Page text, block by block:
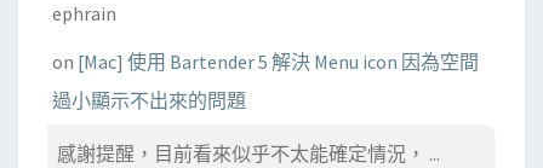
ephrain
on [Mac] 使用 Bartender 5 解決 Menu icon 因為空間
過小顯示不出來的問題
感謝提醒，目前看來似乎不太能確定情況， ...